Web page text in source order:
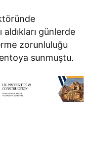
aldıkları günlerde
zorunluluğu
sunmuştu.